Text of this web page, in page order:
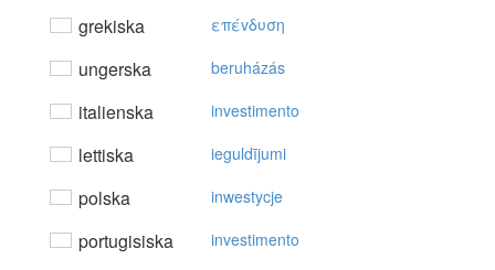
grekiska επέvδυση
ungerska beruházás
italienska investimento
lettiska ieguldījumi
polska inwestycje
portugisiska investimento